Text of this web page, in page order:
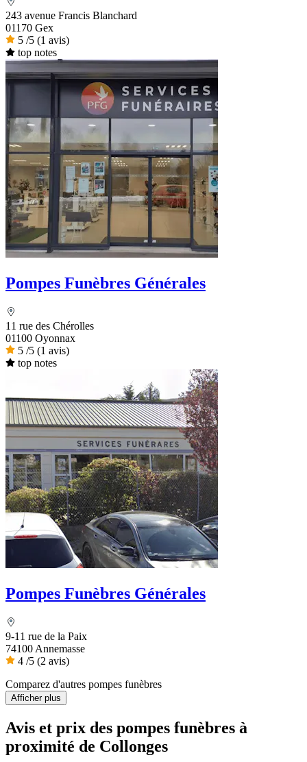
243 avenue Francis Blanchard
01170 Gex
5 /5 (1 avis)
top notes
Pompes Funèbres Générales
11 rue des Chérolles
01100 Oyonnax
5 /5 (1 avis)
top notes
Pompes Funèbres Générales
9-11 rue de la Paix
74100 Annemasse
4 /5 (2 avis)
Comparez d'autres pompes funèbres
Afficher plus
Avis et prix des pompes funèbres à
proximité de Collonges